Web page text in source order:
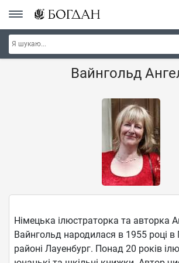
Головна Наші автори - Навчальна
Вайнгольд
Німецька ілюстраторка та авторка
Вайнгольд народилася в 1955 році в
районі Лауенбург. Понад 20 років